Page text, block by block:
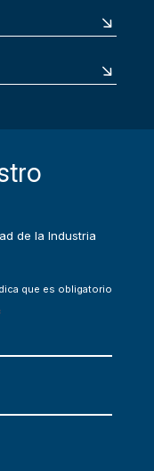
de la Industria
que es obligatorio